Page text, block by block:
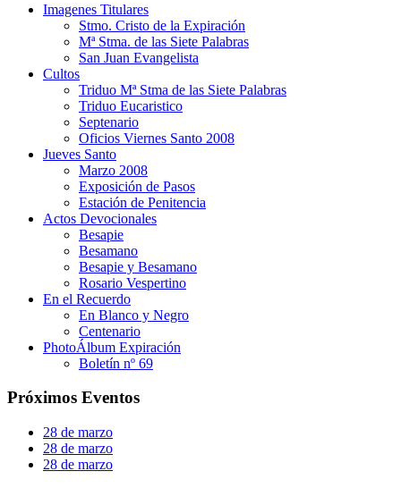
Imagenes Titulares
Stmo. Cristo de la Expiración
Mª Stma. de las Siete Palabras
San Juan Evangelista
Cultos
Triduo Mª Stma de las Siete Palabras
Triduo Eucaristico
Septenario
Oficios Viernes Santo 2008
Jueves Santo
Marzo 2008
Exposición de Pasos
Estación de Penitencia
Actos Devocionales
Besapie
Besamano
Besapie y Besamano
Rosario Vespertino
En el Recuerdo
En Blanco y Negro
Centenario
PhotoÁlbum Expiración
Boletín nº 69
Próximos Eventos
28 de marzo
28 de marzo
28 de marzo